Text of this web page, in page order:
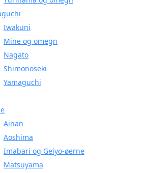
Iwakuni
Mine og omegn
Nagato
Shimonoseki
Yamaguchi
Ainan
Aoshima
Imabari og Geiyo-øerne
Matsuyama